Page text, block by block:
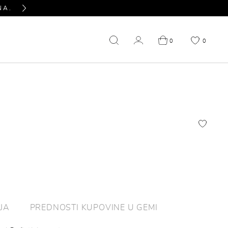
Next
0 0
PREDNOSTI KUPOVINE U GEMI